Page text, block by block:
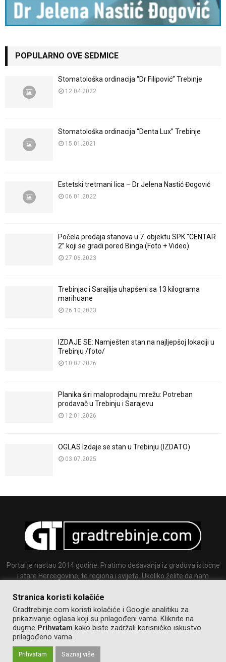
POPULARNO OVE SEDMICE
Stomatološka ordinacija “Dr Filipović” Trebinje
12.04.2022
Stomatološka ordinacija “Denta Lux” Trebinje
15.01.2021
Estetski tretmani lica – Dr Jelena Nastić Đogović
06.01.2022
Počela prodaja stanova u 7. objektu SPK “CENTAR
2” koji se gradi pored Binga (Foto + Video)
27.06.2023
Trebinjac i Sarajlija uhapšeni sa 13 kilograma
marihuane
26.10.2023
IZDAJE SE: Namješten stan na najljepšoj lokaciji u
Trebinju /foto/
10.02.2026
Planika širi maloprodajnu mrežu: Potreban
prodavač u Trebinju i Sarajevu
12.01.2026
OGLAS Izdaje se stan u Trebinju (IZDATO)
03.07.2025
Portal je nastao 2014 godine. Pratimo dešavanja iz gradova istočne
i stare Hercegovine, te regiona i svijeta. Ukoliko želite da nam
Stranica koristi kolačiće
Gradtrebinje.com koristi kolačiće i Google analitiku za
prikazivanje oglasa koji su prilagođeni vama. Kliknite na
dugme Prihvatam kako biste zadržali korisničko iskustvo
prilagođeno vama.
Prihvatam Saznaj više